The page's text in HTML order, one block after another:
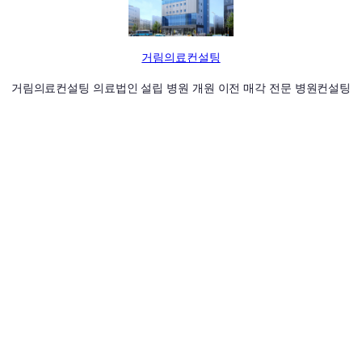
거림의료컨설팅
거림의료컨설팅 의료법인 설립 병원 개원 이전 매각 전문 병원컨설팅